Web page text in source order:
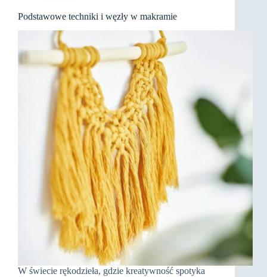
Podstawowe techniki i węzły w makramie
W świecie rękodzieła, gdzie kreatywność spotyka